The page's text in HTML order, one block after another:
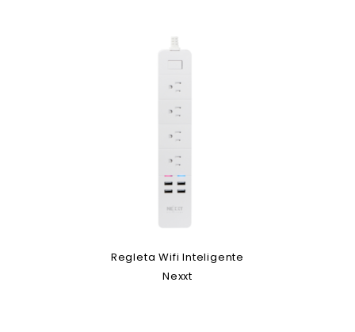
Regleta Wifi Inteligente
Nexxt